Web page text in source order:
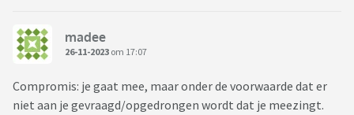
madee
26-11-2023 om 17:07
Compromis: je gaat mee, maar onder de voorwaarde dat er
niet aan je gevraagd/opgedrongen wordt dat je meezingt.